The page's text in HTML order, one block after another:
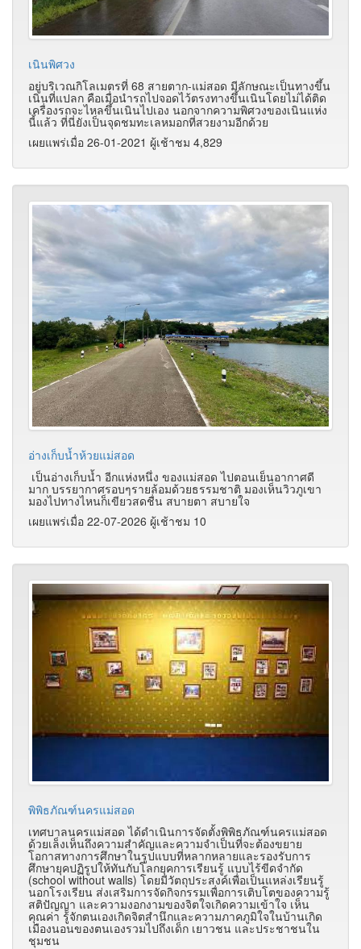
เนินพิศวง
อยู่บริเวณกิโลเมตรที่ 68 สายตาก-แม่สอด มีลักษณะเป็นทางขึ้น
เนินที่แปลก คือเมื่อนำรถไปจอดไว้ตรงทางขึ้นเนินโดยไม่ได้ติด
เครื่องรถจะไหลขึ้นเนินไปเอง นอกจากความพิศวงของเนินแห่ง
นี้แล้ว ที่นี่ยังเป็นจุดชมทะเลหมอกที่สวยงามอีกด้วย
เผยแพร่เมื่อ 26-01-2021 ผู้เช้าชม 4,829
อ่างเก็บน้ำห้วยแม่สอด
เป็นอ่างเก็บน้ำ อีกแห่งหนึ่ง ของแม่สอด ไปตอนเย็นอากาศดี
มาก บรรยากาศรอบๆรายล้อมด้วยธรรมชาติ มองเห็นวิวภูเขา
มองไปทางไหนก็เขียวสดชื่น สบายตา สบายใจ
เผยแพร่เมื่อ 22-07-2026 ผู้เช้าชม 10
พิพิธภัณฑ์นครแม่สอด
เทศบาลนครแม่สอด ได้ดำเนินการจัดตั้งพิพิธภัณฑ์นครแม่สอด
ด้วยเล็งเห็นถึงความสำคัญและความจำเป็นที่จะต้องขยาย
โอกาสทางการศึกษาในรูปแบบที่หลากหลายและรองรับการ
ศึกษายุคปฏิรูปให้ทันกับโลกยุคการเรียนรู้ แบบไร้ขีดจำกัด
(school without walls) โดยมีวัตถุประสงค์เพื่อเป็นแหล่งเรียนรู้
นอกโรงเรียน ส่งเสริมการจัดกิจกรรมเพื่อการเติบโตของความรู้
สติปัญญา และความงอกงามของจิตใจเกิดความเข้าใจ เห็น
คุณค่า รู้จักตนเองเกิดจิตสำนึกและความภาคภูมิใจในบ้านเกิด
เมืองนอนของตนเองรวมไปถึงเด็ก เยาวชน และประชาชนใน
ชุมชน